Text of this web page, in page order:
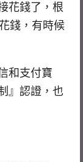
花錢了，根
錢，有時候
和支付寶
』認證，也